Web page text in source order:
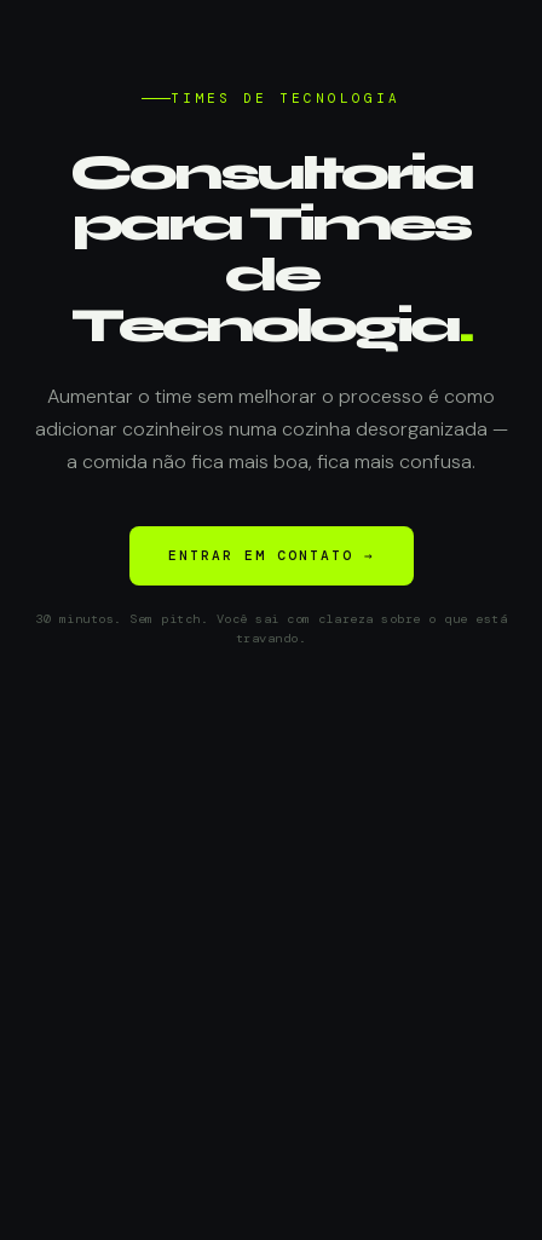
TIMES DE TECNOLOGIA
Consultoria
para Times
de
Tecnologia.
Aumentar o time sem melhorar o processo é como
adicionar cozinheiros numa cozinha desorganizada —
a comida não fica mais boa, fica mais confusa.
ENTRAR EM CONTATO →
30 minutos. Sem pitch. Você sai com clareza sobre o que está
travando.